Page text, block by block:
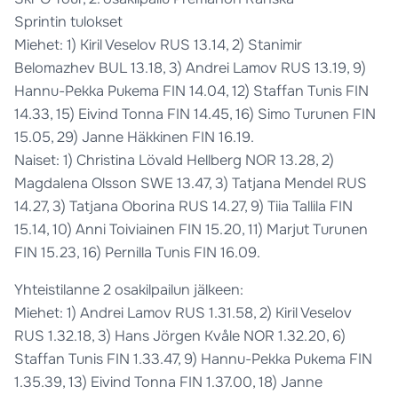
Sprintin tulokset
Miehet: 1) Kiril Veselov RUS 13.14, 2) Stanimir
Belomazhev BUL 13.18, 3) Andrei Lamov RUS 13.19, 9)
Hannu-Pekka Pukema FIN 14.04, 12) Staffan Tunis FIN
14.33, 15) Eivind Tonna FIN 14.45, 16) Simo Turunen FIN
15.05, 29) Janne Häkkinen FIN 16.19.
Naiset: 1) Christina Lövald Hellberg NOR 13.28, 2)
Magdalena Olsson SWE 13.47, 3) Tatjana Mendel RUS
14.27, 3) Tatjana Oborina RUS 14.27, 9) Tiia Tallila FIN
15.14, 10) Anni Toiviainen FIN 15.20, 11) Marjut Turunen
FIN 15.23, 16) Pernilla Tunis FIN 16.09.
Yhteistilanne 2 osakilpailun jälkeen:
Miehet: 1) Andrei Lamov RUS 1.31.58, 2) Kiril Veselov
RUS 1.32.18, 3) Hans Jörgen Kvåle NOR 1.32.20, 6)
Staffan Tunis FIN 1.33.47, 9) Hannu-Pekka Pukema FIN
1.35.39, 13) Eivind Tonna FIN 1.37.00, 18) Janne